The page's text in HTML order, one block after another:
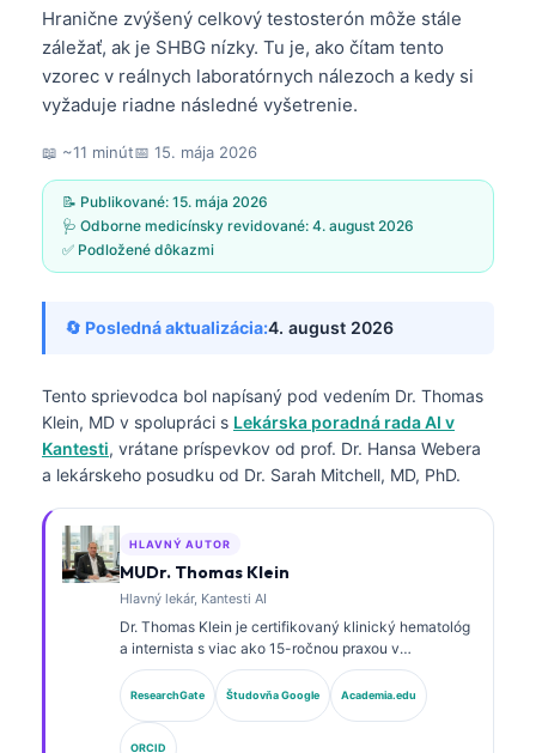
Hranične zvýšený celkový testosterón môže stále
záležať, ak je SHBG nízky. Tu je, ako čítam tento
vzorec v reálnych laboratórnych nálezoch a kedy si
vyžaduje riadne následné vyšetrenie.
📖 ~11 minút📅 15. mája 2026
📝 Publikované: 15. mája 2026
🩺 Odborne medicínsky revidované: 4. august 2026
✅ Podložené dôkazmi
🔄 Posledná aktualizácia:4. august 2026
Tento sprievodca bol napísaný pod vedením Dr. Thomas
Klein, MD v spolupráci s Lekárska poradná rada AI v
Kantesti, vrátane príspevkov od prof. Dr. Hansa Webera
a lekárskeho posudku od Dr. Sarah Mitchell, MD, PhD.
HLAVNÝ AUTOR
MUDr. Thomas Klein
Hlavný lekár, Kantesti AI
Dr. Thomas Klein je certifikovaný klinický hematológ
a internista s viac ako 15-ročnou praxou v
laboratórnej medicíne a analýze klinických údajov s
podporou AI. Ako hlavný lekársky riaditeľ v
spoločnosti Kantesti AI poskytuje klinický dohľad nad
medicínskou presnosťou proprietárnej neurónovej
ResearchGate Študovňa Google Academia.edu
ORCID